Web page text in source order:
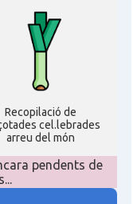
Recopilació de
cel.lebrades
arreu del món
pendents de